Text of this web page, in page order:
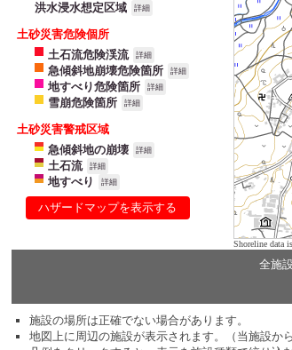
洪水浸水想定区域 詳細
土砂災害危険個所
土石流危険渓流
詳細
急傾斜地崩壊危険箇所 詳細
地すべり危険箇所 詳細
雪崩危険箇所 詳細
土砂災害警戒区域
急傾斜地の崩壊
詳細
土石流 詳細
地すべり 詳細
ハザードマップを表示する
Shoreline data
全施
施設の場所は正確でない場合があります。
地図上に周辺の施設が表示されます。（当施設か